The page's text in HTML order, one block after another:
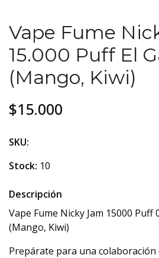
Vape Fume
15.000 Puff El
(Mango, Kiwi)
$15.000
SKU:
Stock: 10
Descripción
Vape Fume Nicky Jam 15000 Puff
(Mango, Kiwi)
Prepárate para una colaboración